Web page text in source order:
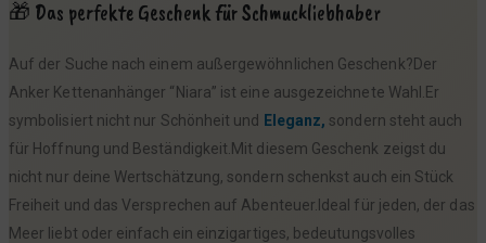
🎁 Das perfekte Geschenk für Schmuckliebhaber
Auf der Suche nach einem außergewöhnlichen Geschenk?Der
Anker Kettenanhänger “Niara” ist eine ausgezeichnete Wahl.Er
symbolisiert nicht nur Schönheit und Eleganz, sondern steht auch
für Hoffnung und Beständigkeit.Mit diesem Geschenk zeigst du
nicht nur deine Wertschätzung, sondern schenkst auch ein Stück
Freiheit und das Versprechen auf Abenteuer.Ideal für jeden, der das
Meer liebt oder einfach ein einzigartiges, bedeutungsvolles